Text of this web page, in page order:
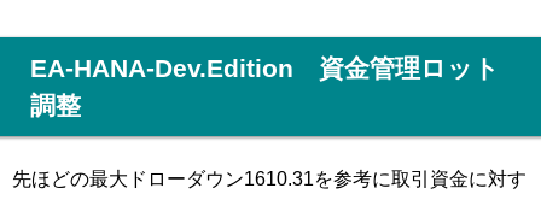
EA-HANA-Dev.Edition 資金管理ロット
調整
先ほどの最大ドローダウン1610.31を参考に取引資金に対す